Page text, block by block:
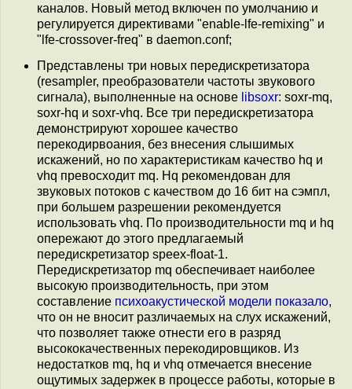
каналов. Новый метод включен по умолчанию и
регулируется директивами "enable-lfe-remixing" и
"lfe-crossover-freq" в daemon.conf;
Представлены три новых передискретизатора
(resampler, преобразователи частоты звукового
сигнала), выполненные на основе libsoxr: soxr-mq,
soxr-hq и soxr-vhq. Все три передискретизатора
демонстрируют хорошее качество
перекодирвоания, без внесения слышимых
искажений, но по характеристикам качество hq и
vhq превосходит mq. Hq рекомендован для
звуковых потоков с качеством до 16 бит на сэмпл,
при большем разрешении рекомендуется
использовать vhq. По производительности mq и hq
опережают до этого предлагаемый
передискретизатор speex-float-1.
Передискретизатор mq обеспечивает наиболее
высокую производительность, при этом
составление психоакустической модели показало,
что он не вносит различаемых на слух искажений,
что позволяет также отнести его в разряд
высококачественных перекодировщиков. Из
недостатков mq, hq и vhq отмечается внесение
ощутимых задержек в процессе работы, которые в